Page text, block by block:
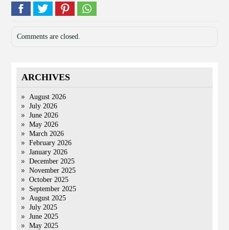
Comments are closed.
ARCHIVES
August 2026
July 2026
June 2026
May 2026
March 2026
February 2026
January 2026
December 2025
November 2025
October 2025
September 2025
August 2025
July 2025
June 2025
May 2025